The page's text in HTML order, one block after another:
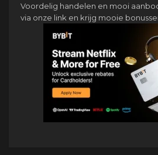
Voordelig handelen en mooi
via onze link en krijg mooie